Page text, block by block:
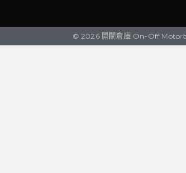
© 2026 開關倉庫 On-Off